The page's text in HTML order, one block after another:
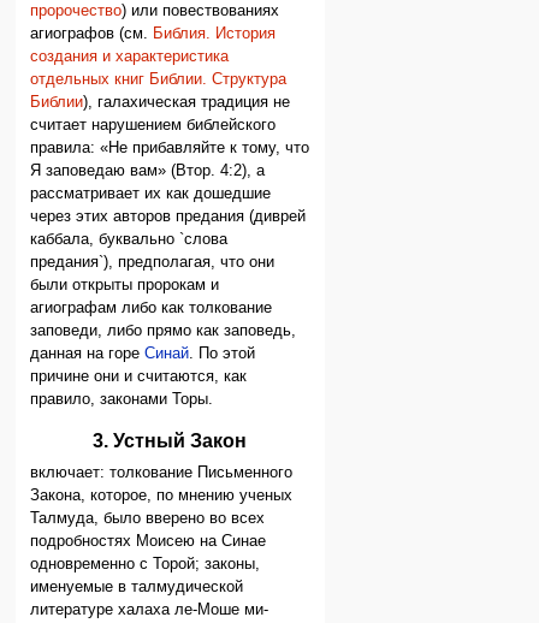
пророчество) или повествованиях
агиографов (см. Библия. История
создания и характеристика
отдельных книг Библии. Структура
Библии), галахическая традиция не
считает нарушением библейского
правила: «Не прибавляйте к тому, что
Я заповедаю вам» (Втор. 4:2), а
рассматривает их как дошедшие
через этих авторов предания (диврей
каббала, буквально `слова
предания`), предполагая, что они
были открыты пророкам и
агиографам либо как толкование
заповеди, либо прямо как заповедь,
данная на гореСинай. По этой
причине они и считаются, как
правило, законами Торы.
3. Устный Закон
включает: толкование Письменного
Закона, которое, по мнению ученых
Талмуда, было вверено во всех
подробностях Моисею на Синае
одновременно с Торой; законы,
именуемые в талмудической
литературе халаха ле-Моше ми-